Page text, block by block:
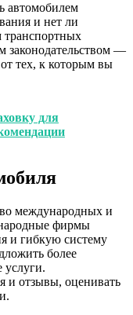
автомобилем
и нет ли
транспортных
законодательством —
от тех, к которым вы
для
международных и
фирмы
и гибкую систему
более
и отзывы, оценивать